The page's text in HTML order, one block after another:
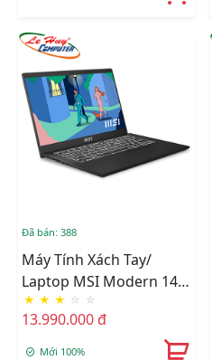
Đã bán: 388
Máy Tính Xách Tay/
Laptop MSI Modern 14
(C11M-011VN) (i3-
1115G4/8GB RAM/512GB
SSD/14.0 Inch
★ ★ ★ ☆ ☆
13.990.000 đ
Mới 100%